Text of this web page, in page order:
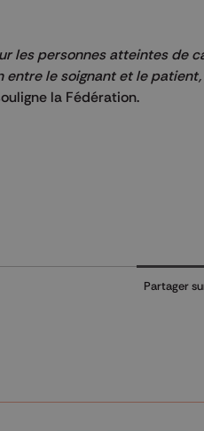
les personnes atteintes de
le soignant et le patient,
la Fédération.
Partager